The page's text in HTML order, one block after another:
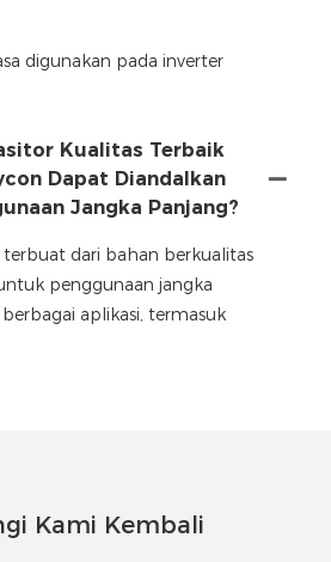
digunakan pada inverter
Kualitas Terbaik
Dapat Diandalkan
Jangka Panjang?
terbuat dari bahan berkualitas
penggunaan jangka
aplikasi, termasuk
Kami Kembali